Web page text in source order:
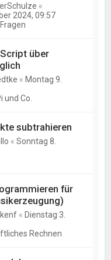
«
2024, 09:57
über
« Montag 9.
und Co.
subtrahieren
«Sonntag 8.
für
« Dienstag 3.
Rechnen